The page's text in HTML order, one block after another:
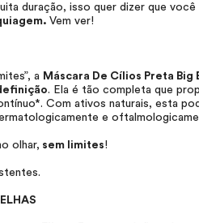
duração, isso quer dizer que você
Vem ver!
a Máscara De Cílios Preta Big
. Ela é tão completa que
Com ativos naturais, esta
e
olhar, sem limites!